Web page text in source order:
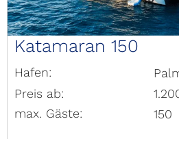
Katamaran 150
Hafen:
Preis ab:
max. Gäste:
150